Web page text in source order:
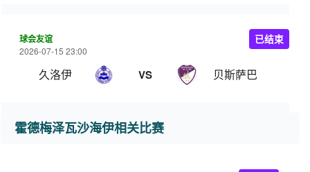
球会友谊
2026-07-15 23:00
久洛伊 VS 贝斯萨巴
已结束
霍德梅泽瓦沙海伊相关比赛